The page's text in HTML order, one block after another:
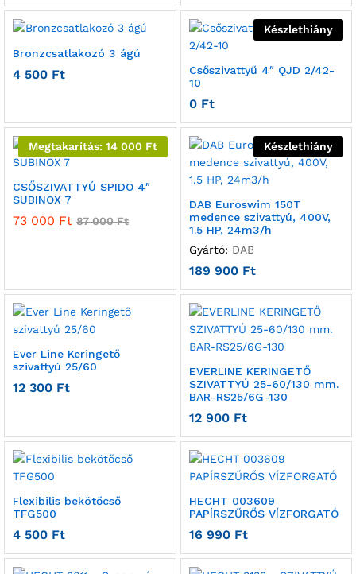
Bronzcsatlakozó 3 ágú
4 500 Ft
Készlethiány
Csőszivattyű 4″ QJD 2/42-
10
0 Ft
Megtakarítás: 14 000 Ft
CSŐSZIVATTYÚ SPIDO 4″
SUBINOX 7
73 000 Ft 87 000Ft
Készlethiány
DAB Euroswim 150T
medence szivattyú, 400V,
1.5 HP, 24m3/h
Gyártó: DAB
189 900 Ft
Ever Line Keringető
szivattyú 25/60
12 300 Ft
EVERLINE KERINGETŐ
SZIVATTYÚ 25-60/130 mm.
BAR-RS25/6G-130
12 900 Ft
Flexibilis bekötőcső
TFG500
4 500 Ft
HECHT 003609
PAPÍRSZŰRŐS VÍZFORGATÓ
16 990 Ft